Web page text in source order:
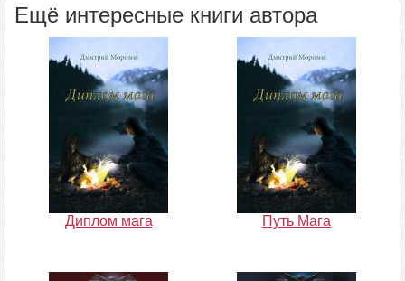
Ещё интересные книги автора
Диплом мага Путь Мага